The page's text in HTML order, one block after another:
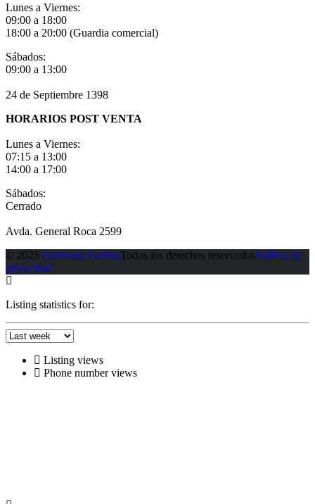
Lunes a Viernes:
09:00 a 18:00
18:00 a 20:00 (Guardia comercial)
Sábados:
09:00 a 13:00
24 de Septiembre 1398
HORARIOS POST VENTA
Lunes a Viernes:
07:15 a 13:00
14:00 a 17:00
Sábados:
Cerrado
Avda. General Roca 2599
© 2025 Fortunato FortinoTodos los derechos reservadosPolítica de
privacidad
Listing statistics for:
Listing views
Phone number views